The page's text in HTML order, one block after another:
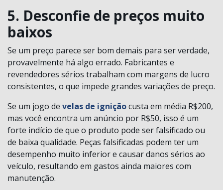
5. Desconfie de preços muito
baixos
Se um preço parece ser bom demais para ser verdade,
provavelmente há algo errado. Fabricantes e
revendedores sérios trabalham com margens de lucro
consistentes, o que impede grandes variações de preço.
Se um jogo de velas de igniçãocusta em média R$200,
mas você encontra um anúncio por R$50, isso é um
forte indício de que o produto pode ser falsificado ou
de baixa qualidade. Peças falsificadas podem ter um
desempenho muito inferior e causar danos sérios ao
veículo, resultando em gastos ainda maiores com
manutenção.